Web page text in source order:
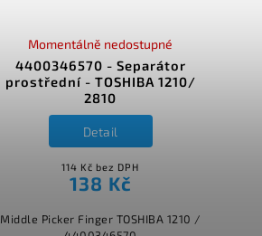
4400346570 - Separátor
prostřední - TOSHIBA 1210/
2810
Momentálně nedostupné
114 Kč bez DPH
138 Kč
Detail
Middle Picker Finger TOSHIBA 1210 /